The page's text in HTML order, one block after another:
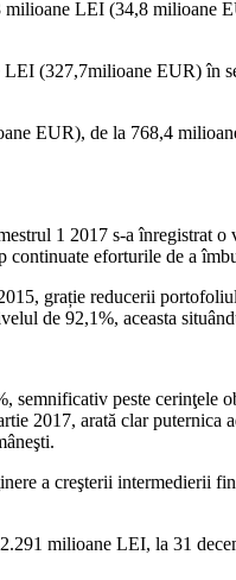
LEI (34,8 milioane
(327,7milioane EUR) în
EUR), de la 768,4
1 2017 s-a înregistrat
eforturile de a
grație reducerii
de 92,1%, aceasta
peste cerinţele
2017, arată clar puternica
a creşterii intermedierii
milioane LEI, la 31